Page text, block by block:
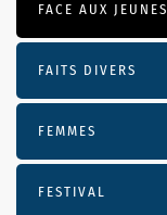
FACE AUX JEUNES
FAITS DIVERS
FEMMES
FESTIVAL